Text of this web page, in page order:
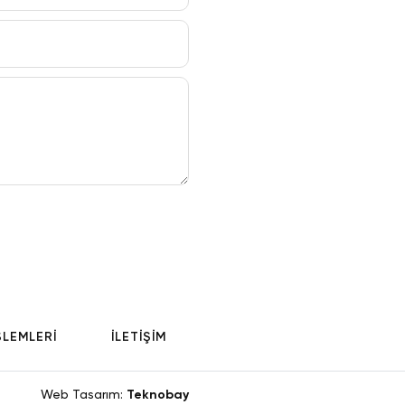
Meydanı,
Curie’nin
üzerinde
açık hava
evi
alan tarihi
ilk vaazını
İLETİŞİM
Web Tasarım: Teknobay